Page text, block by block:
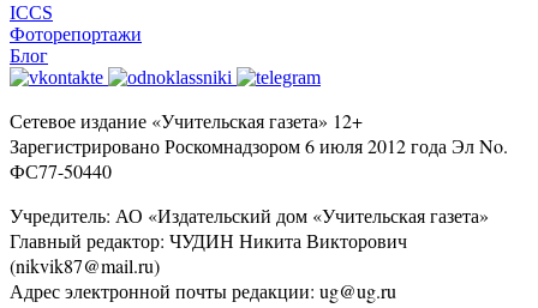
ICCS
Фоторепортажи
Блог
Сетевое издание «Учительская газета» 12+
Зарегистрировано Роскомнадзором 6 июля 2012 года Эл No.
ФС77-50440
Учредитель: АО «Издательский дом «Учительская газета»
Главный редактор: ЧУДИН Никита Викторович
(nikvik87@mail.ru)
Адрес электронной почты редакции: ug@ug.ru